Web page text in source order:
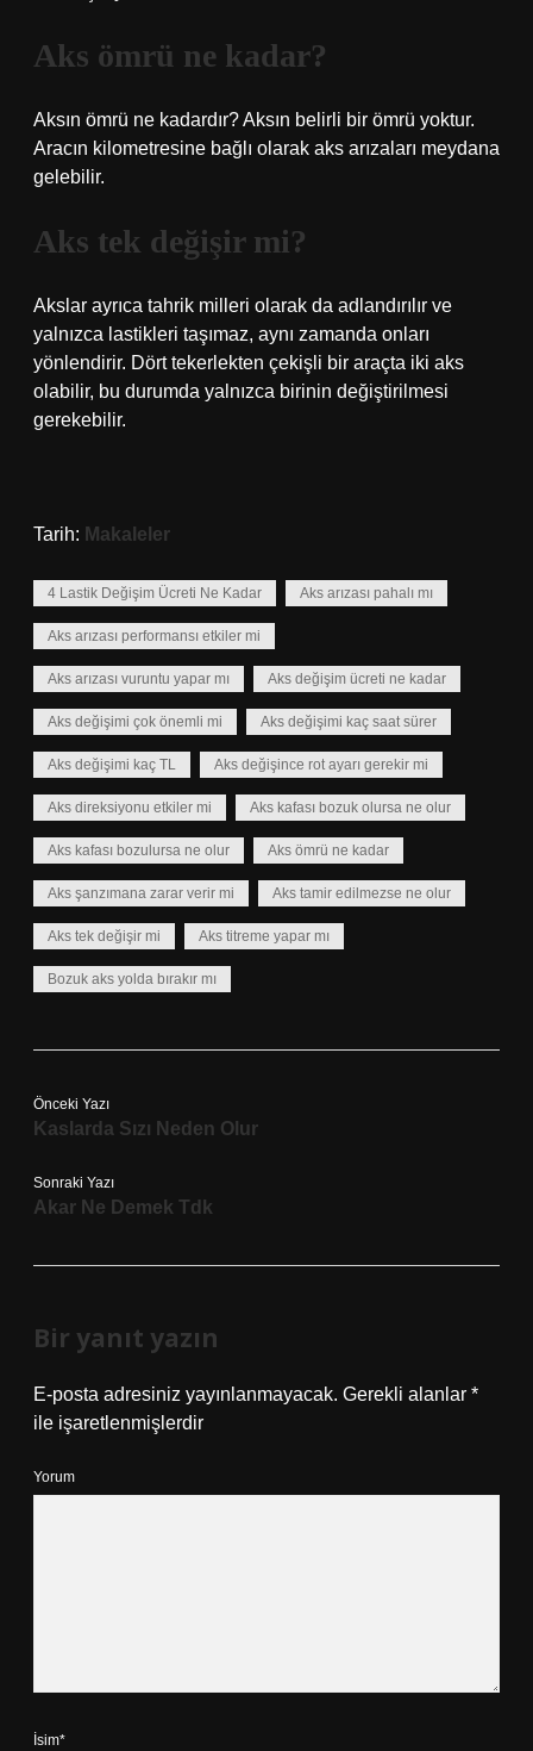
Aks ömrü ne kadar?
Aksın ömrü ne kadardır? Aksın belirli bir ömrü yoktur.
Aracın kilometresine bağlı olarak aks arızaları meydana
gelebilir.
Aks tek değişir mi?
Akslar ayrıca tahrik milleri olarak da adlandırılır ve
yalnızca lastikleri taşımaz, aynı zamanda onları
yönlendirir. Dört tekerlekten çekişli bir araçta iki aks
olabilir, bu durumda yalnızca birinin değiştirilmesi
gerekebilir.
Tarih: Makaleler
4 Lastik Değişim Ücreti Ne Kadar Aks arızası pahalı mı
Aks arızası performansı etkiler mi
Aks arızası vuruntu yapar mı Aks değişim ücreti ne kadar
Aks değişimi çok önemli mi Aks değişimi kaç saat sürer
Aks değişimi kaç TL Aks değişince rot ayarı gerekir mi
Aks direksiyonu etkiler mi Aks kafası bozuk olursa ne olur
Aks kafası bozulursa ne olur Aks ömrü ne kadar
Aks şanzımana zarar verir mi Aks tamir edilmezse ne olur
Aks tek değişir mi Aks titreme yapar mı
Bozuk aks yolda bırakır mı
Önceki Yazı
Kaslarda Sızı Neden Olur
Sonraki Yazı
Akar Ne Demek Tdk
Bir yanıt yazın
E-posta adresiniz yayınlanmayacak. Gerekli alanlar *
ile işaretlenmişlerdir
Yorum
İsim*